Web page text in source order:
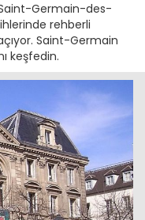
Germain-des-
rehberli
Saint-Germain
keşfedin.